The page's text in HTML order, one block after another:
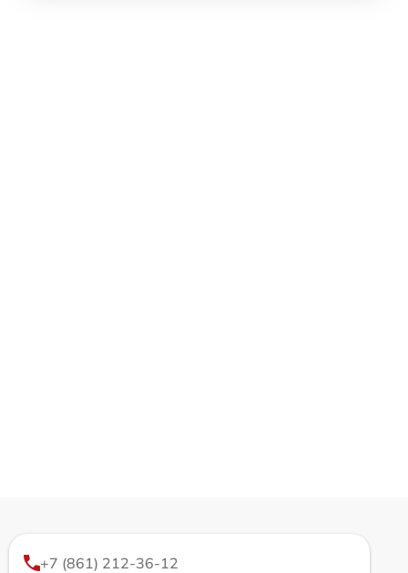
+7 (861) 212-36-12